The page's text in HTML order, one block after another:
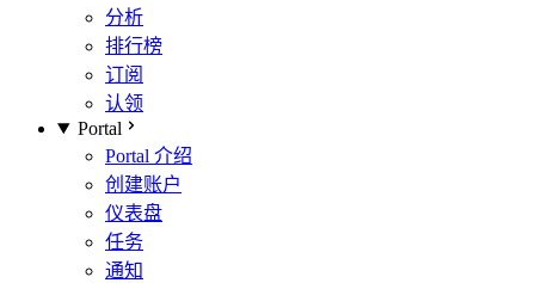
分析
排行榜
订阅
认领
Portal
Portal 介绍
创建账户
仪表盘
任务
通知